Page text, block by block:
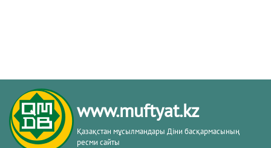
www.muftyat.kz
Қазақстан мұсылмандары Діни басқармасының
ресми сайты